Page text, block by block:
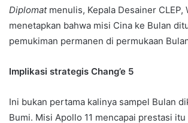
Diplomatmenulis, Kepala Desainer CLEP,
menetapkan bahwa misi Cina ke Bulan
pemukiman permanen di permukaan
Implikasi strategis Chang’e 5
Ini bukan pertama kalinya sampel Bulan
Bumi. Misi Apollo 11 mencapai prestasi itu